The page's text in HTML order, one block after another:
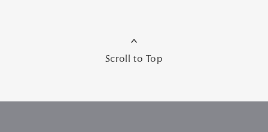
Scroll to Top